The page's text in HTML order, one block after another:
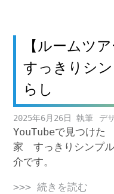
【ルームツ
すっきりシ
らし
2025年6月26日 デ
YouTubeで見つけた
家 すっきりシンプ
介です。
>>> 続きを読む